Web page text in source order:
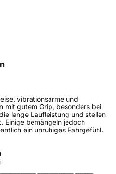
vibrationsarme und
mit gutem Grip, besonders bei
lange Laufleistung und stellen
Einige bemängeln jedoch
ein unruhiges Fahrgefühl.